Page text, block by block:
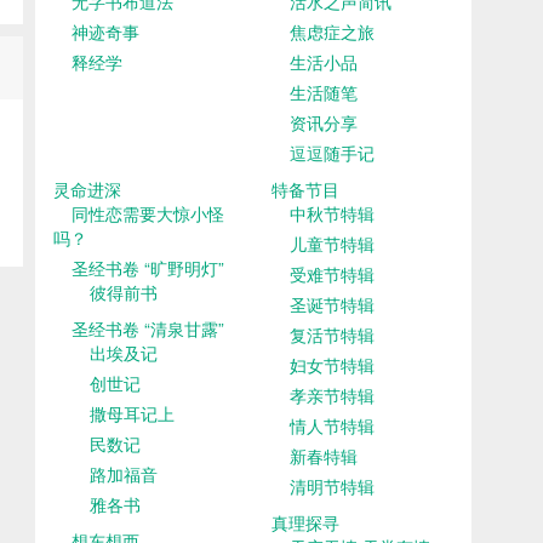
神迹奇事
释经学
焦虑症之旅
生活小品
生活随笔
资讯分享
逗逗随手记
灵命进深
同性恋需要大惊小怪
吗？
圣经书卷 “旷野明灯”
彼得前书
圣经书卷 “清泉甘露”
出埃及记
创世记
撒母耳记上
民数记
路加福音
雅各书
特备节目
中秋节特辑
儿童节特辑
受难节特辑
圣诞节特辑
复活节特辑
妇女节特辑
孝亲节特辑
情人节特辑
新春特辑
清明节特辑
真理探寻